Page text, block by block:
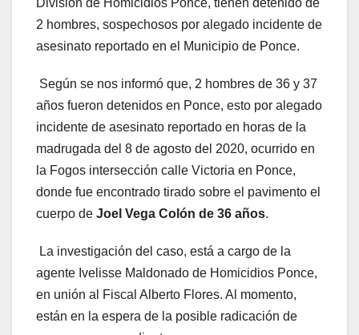
División de Homicidios Ponce, tienen detenido de
2 hombres, sospechosos por alegado incidente de
asesinato reportado en el Municipio de Ponce.
Según se nos informó que, 2 hombres de 36 y 37
años fueron detenidos en Ponce, esto por alegado
incidente de asesinato reportado en horas de la
madrugada del 8 de agosto del 2020, ocurrido en
la Fogos intersección calle Victoria en Ponce,
donde fue encontrado tirado sobre el pavimento el
cuerpo de Joel Vega Colón de 36 años.
La investigación del caso, está a cargo de la
agente Ivelisse Maldonado de Homicidios Ponce,
en unión al Fiscal Alberto Flores. Al momento,
están en la espera de la posible radicación de